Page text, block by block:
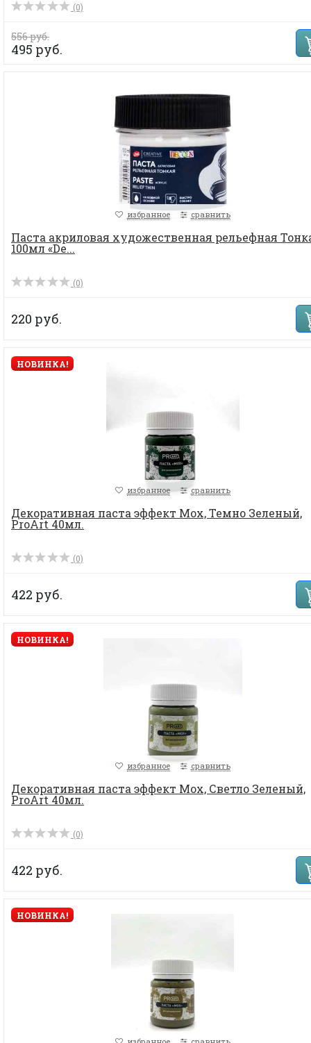
(0)
556 руб.
495 руб.
избранное сравнить
Паста акриловая художественная рельефная
100мл «De...
(0)
220 руб.
НОВИНКА!
избранное сравнить
Декоративная паста эффект Мох, Темно Зеленый,
ProArt 40мл.
(0)
422 руб.
НОВИНКА!
избранное сравнить
Декоративная паста эффект Мох, Светло Зеленый,
ProArt 40мл.
(0)
422 руб.
НОВИНКА!